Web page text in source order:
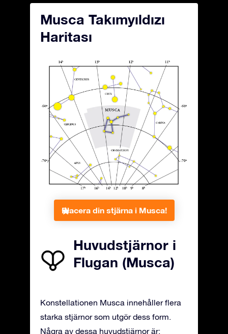
Musca Takımyıldızı
Haritası
Placera din stjärna i Musca!
Huvudstjärnor i
Flugan (Musca)
Konstellationen Musca innehåller flera
starka stjärnor som utgör dess form.
Några av dessa huvudstjärnor är: